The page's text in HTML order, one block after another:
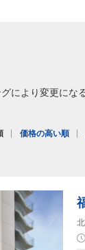
により変更に
価格の高い順